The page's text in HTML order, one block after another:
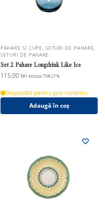
PAHARE SI CUPE,SETURI DE PAHARE,
SETURI DE PAHARE
Set 2 Pahare Longdrink Like Ice
115,00 lei Inclusiv TVA 21%
Disponibil pentru pre-comenzi
Adaugă în coș